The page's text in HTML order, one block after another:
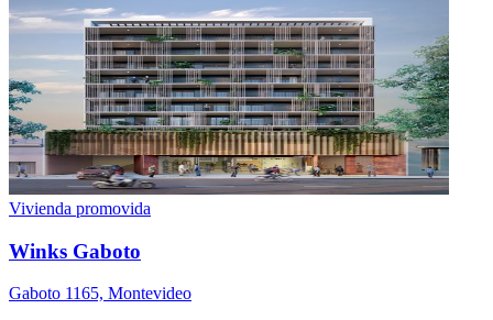
Vivienda promovida
Winks Gaboto
Gaboto 1165, Montevideo